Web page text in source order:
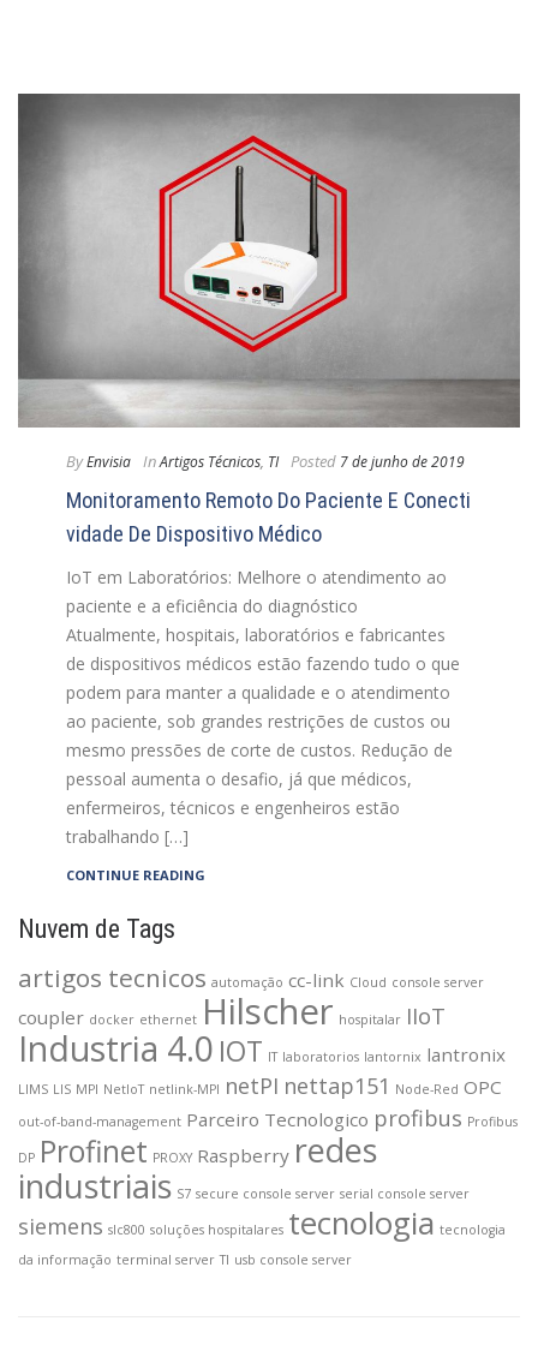
ByEnvisia InArtigos Técnicos, TI Posted 7 de junho de 2019
Monitoramento Remoto Do Paciente E Conecti
Vidade De Dispositivo Médico
IoT em Laboratórios: Melhore o atendimento ao
paciente e a eficiência do diagnóstico
Atualmente, hospitais, laboratórios e fabricantes
de dispositivos médicos estão fazendo tudo o que
podem para manter a qualidade e o atendimento
ao paciente, sob grandes restrições de custos ou
mesmo pressões de corte de custos. Redução de
pessoal aumenta o desafio, já que médicos,
enfermeiros, técnicos e engenheiros estão
trabalhando […]
CONTINUE READING
Nuvem de Tags
artigos tecnicos automação cc-link Cloud console server
coupler docker ethernet Hilscher hospitalar IIoT
Industria 4.0 IOT IT laboratorios lantornix lantronix
LIMS LIS MPI NetIoT netlink-MPI netPI nettap151 Node-Red OPC
out-of-band-management Parceiro Tecnologico profibus Profibus
DP Profinet PROXY Raspberry redes
industriais S7 secure console server serial console server
siemens slc800 soluções hospitalares tecnologia tecnologia
da informação terminal server TI usb console server